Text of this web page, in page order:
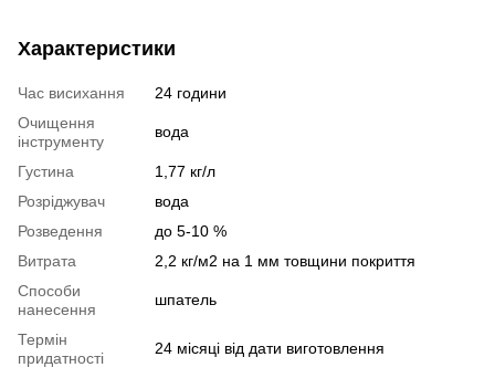
Характеристики
Час висихання
24 години
Очищення
інструменту
вода
Густина
1,77 кг/л
Розріджувач
вода
Розведення
до 5-10 %
Витрата
2,2 кг/м2 на 1 мм товщини покриття
Способи
нанесення
шпатель
Термін
придатності
24 місяці від дати виготовлення